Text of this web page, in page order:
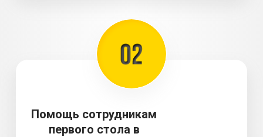
Помощь сотрудникам
первого стола в